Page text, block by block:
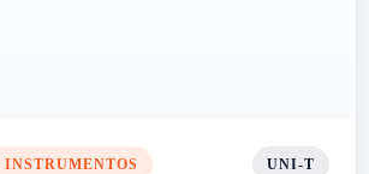
UNI-T